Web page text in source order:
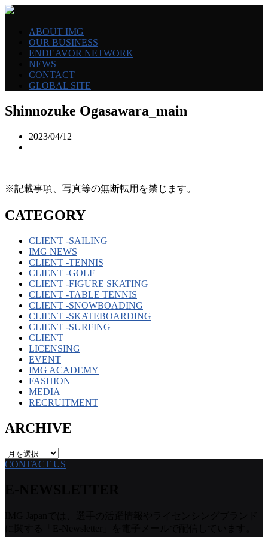
ABOUT IMG
OUR BUSINESS
ENDEAVOR NETWORK
NEWS
CONTACT
GLOBAL SITE
Shinnozuke Ogasawara_main
2023/04/12
※記載事項、写真等の無断転用を禁じます。
CATEGORY
CLIENT -SAILING
IMG NEWS
CLIENT -TENNIS
CLIENT -GOLF
CLIENT -FIGURE SKATING
CLIENT -TABLE TENNIS
CLIENT -SNOWBOADING
CLIENT -SKATEBOARDING
CLIENT -SURFING
CLIENT
LICENSING
EVENT
IMG ACADEMY
FASHION
MEDIA
RECRUITMENT
ARCHIVE
ARCHIVE
CONTACT US